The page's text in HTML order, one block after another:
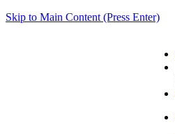
Skip to Main Content (Press Enter)